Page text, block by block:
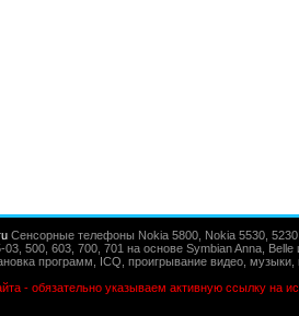
Сенсорные телефоны Nokia 5800, Nokia 5530,
500, 603, 700, 701 на основе Symbian Anna,
программ, ICQ, проигрывание видео,
- обязательно указываем активную ссылку на